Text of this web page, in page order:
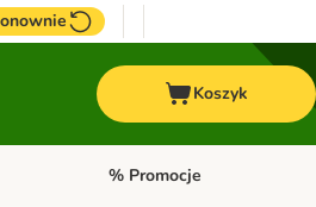
Koszyk
Konie Otwórz menu kategorii: Top
% Promocje